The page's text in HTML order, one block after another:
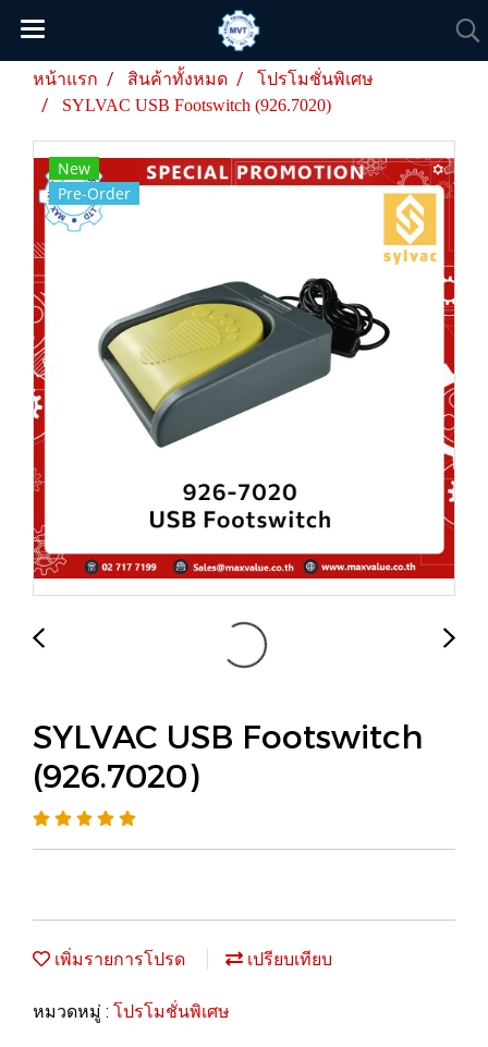
หน้าแรก สินค้าทั้งหมด
โปรโมชั่นพิเศษ
SYLVAC USB Footswitch (926.7020)
New
Pre-Order
SYLVAC USB Footswitch
(926.7020)
เพิ่มรายการโปรด เปรียบเทียบ
หมวดหมู่ : โปรโมชั่นพิเศษ